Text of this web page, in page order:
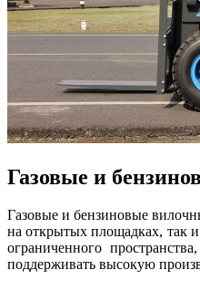
Газовые и
Газовые и бензиновые
на открытых площадках, так
ограниченного
поддерживать высокую